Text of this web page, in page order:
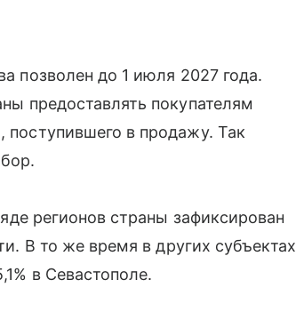
позволен до 1 июля 2027 года.
предоставлять покупателям
в продажу. Так
регионов страны зафиксирован
В то же время в других субъектах
в Севастополе.